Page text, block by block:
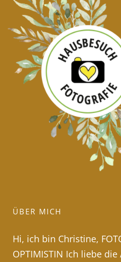
ÜBER MICH
Hi, ich bin Christine,
OPTIMISTIN Ich liebe